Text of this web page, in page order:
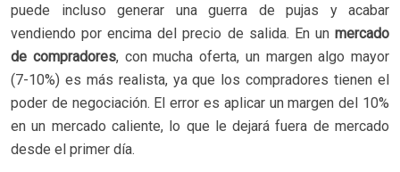
puede incluso generar una guerra de pujas y acabar
vendiendo por encima del precio de salida. En un mercado
de compradores, con mucha oferta, un margen algo mayor
(7-10%) es más realista, ya que los compradores tienen el
poder de negociación. El error es aplicar un margen del 10%
en un mercado caliente, lo que le dejará fuera de mercado
desde el primer día.